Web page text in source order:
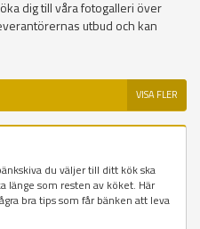
dig till våra fotogalleri över
utbud och kan
VISA FLER
du väljer till ditt kök ska
länge som resten av köket. Här
bra tips som får bänken att leva